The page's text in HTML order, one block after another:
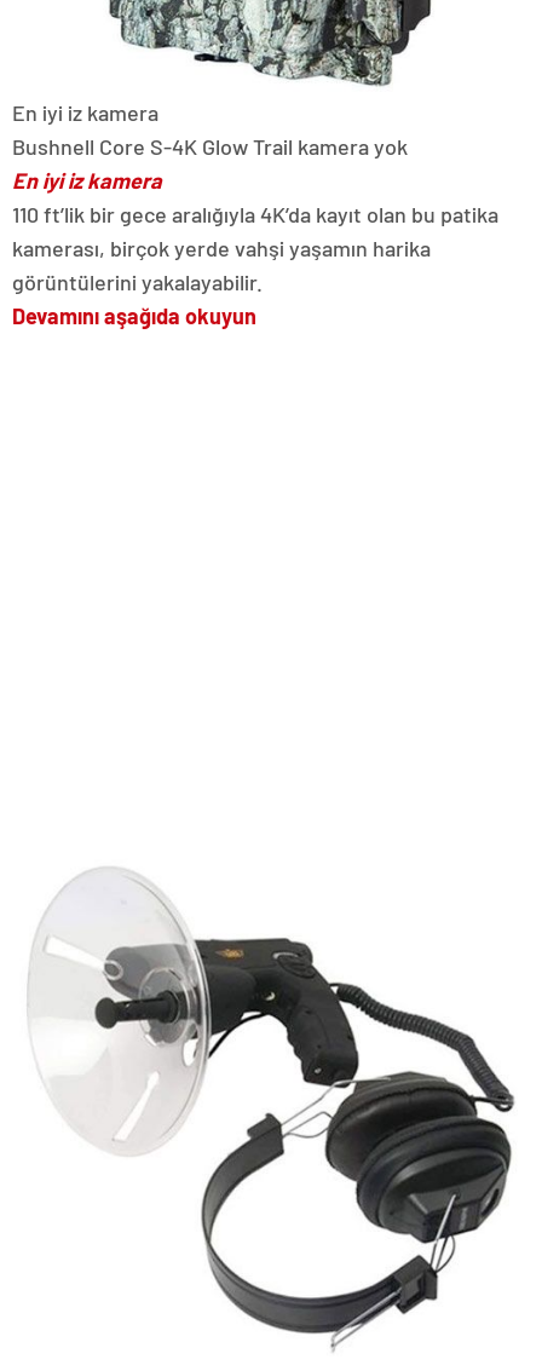
En iyi iz kamera
Bushnell Core S-4K Glow Trail kamera yok
En iyi iz kamera
110 ft’lik bir gece aralığıyla 4K’da kayıt olan bu patika
kamerası, birçok yerde vahşi yaşamın harika
görüntülerini yakalayabilir.
Devamını aşağıda okuyun